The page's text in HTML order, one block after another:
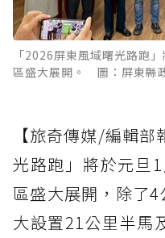
「2026屏東風域曙光路跑
區盛大展開。 圖：屏東縣
【旅奇傳媒/編輯部
光路跑」將於元旦
區盛大展開，除了
大設置21公里半馬